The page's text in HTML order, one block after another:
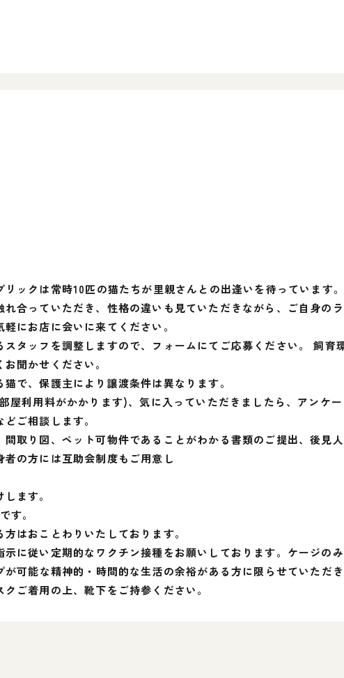
ックは常時10匹の猫たちが里親さんとの出逢いを待っています。
合っていただき、性格の違いも見ていただきながら、ご自身の
にお店に会いに来てください。
タッフを調整しますので、フォームにてご応募ください。 飼育
聞かせください。
で、保護主により譲渡条件は異なります。
屋利用料がかかります)、気に入っていただきましたら、アンケ
ご相談します。
取り図、ペット可物件であることがわかる書類のご提出、後見
の方には互助会制度もご用意し
ます。
す。
はおことわりいたしております。
に従い定期的なワクチン接種をお願いしております。ケージの
可能な精神的・時間的な生活の余裕がある方に限らせていただき
ご着用の上、靴下をご持参ください。